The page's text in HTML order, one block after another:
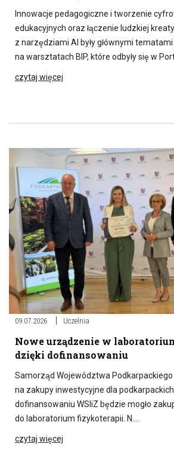
Innowacje pedagogiczne i tworzenie
edukacyjnych oraz łączenie ludzkiej
z narzędziami AI były głównymi
na warsztatach BIP, które odbyły się w
czytaj więcej
09.07.2026 Uczelnia
Nowe urządzenie w
dzięki dofinansowaniu
Samorząd Województwa Podkarpackiego
na zakupy inwestycyjne dla
dofinansowaniu WSIiZ będzie mogło
do laboratorium fizykoterapii. N….
czytaj więcej